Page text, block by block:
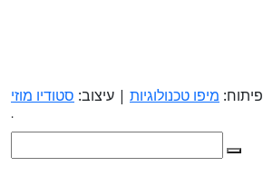
פיתוח: מיפו טכנולוגיות | עיצוב: סטודיו מוזי
.